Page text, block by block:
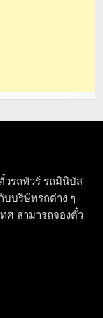
รถทัวร์ รถมินิบัส
บริษัทรถต่าง ๆ
ศ สามารถจองตั๋ว